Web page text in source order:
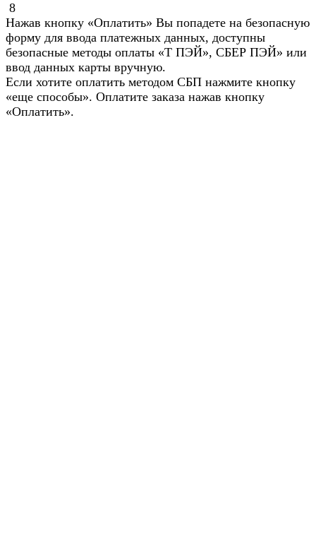
8
Нажав кнопку «Оплатить» Вы попадете на безопасную
форму для ввода платежных данных, доступны
безопасные методы оплаты «Т ПЭЙ», СБЕР ПЭЙ» или
ввод данных карты вручную.
Если хотите оплатить методом СБП нажмите кнопку
«еще способы». Оплатите заказа нажав кнопку
«Оплатить».